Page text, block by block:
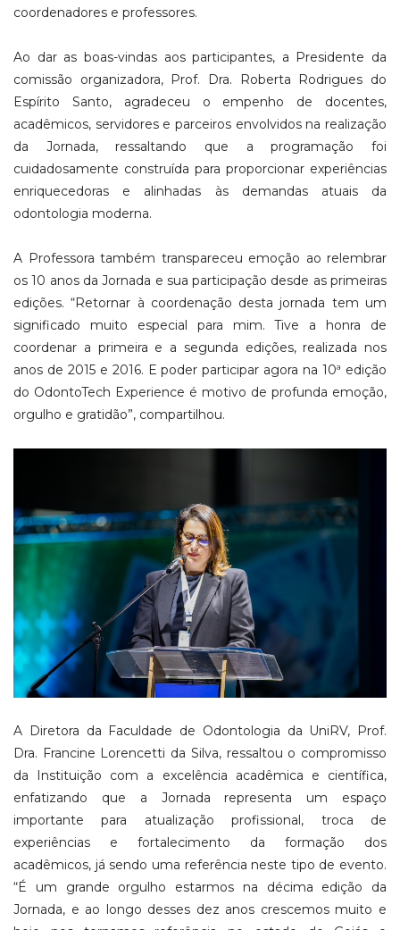
coordenadores e professores.
Ao dar as boas-vindas aos participantes, a Presidente da
comissão organizadora, Prof. Dra. Roberta Rodrigues do
Espírito Santo, agradeceu o empenho de docentes,
acadêmicos, servidores e parceiros envolvidos na realização
da Jornada, ressaltando que a programação foi
cuidadosamente construída para proporcionar experiências
enriquecedoras e alinhadas às demandas atuais da
odontologia moderna.
A Professora também transpareceu emoção ao relembrar
os 10 anos da Jornada e sua participação desde as primeiras
edições. “Retornar à coordenação desta jornada tem um
significado muito especial para mim. Tive a honra de
coordenar a primeira e a segunda edições, realizada nos
anos de 2015 e 2016. E poder participar agora na 10ª edição
do OdontoTech Experience é motivo de profunda emoção,
orgulho e gratidão”, compartilhou.
A Diretora da Faculdade de Odontologia da UniRV, Prof.
Dra. Francine Lorencetti da Silva, ressaltou o compromisso
da Instituição com a excelência acadêmica e científica,
enfatizando que a Jornada representa um espaço
importante para atualização profissional, troca de
experiências e fortalecimento da formação dos
acadêmicos, já sendo uma referência neste tipo de evento.
“É um grande orgulho estarmos na décima edição da
Jornada, e ao longo desses dez anos crescemos muito e